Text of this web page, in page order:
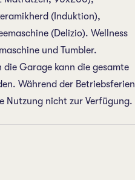
(Induktion),
(Delizio). Wellness
und Tumbler.
Garage kann die gesamte
Während der Betriebsferien
Nutzung nicht zur Verfügung.